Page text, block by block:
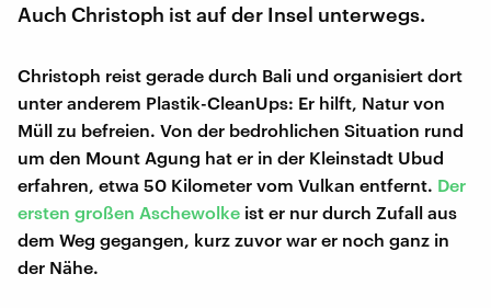
Auch Christoph ist auf der Insel unterwegs.
Christoph reist gerade durch Bali und organisiert dort
unter anderem Plastik-CleanUps: Er hilft, Natur von
Müll zu befreien. Von der bedrohlichen Situation rund
um den Mount Agung hat er in der Kleinstadt Ubud
erfahren, etwa 50 Kilometer vom Vulkan entfernt. Der
ersten großen Aschewolke ist er nur durch Zufall aus
dem Weg gegangen, kurz zuvor war er noch ganz in
der Nähe.